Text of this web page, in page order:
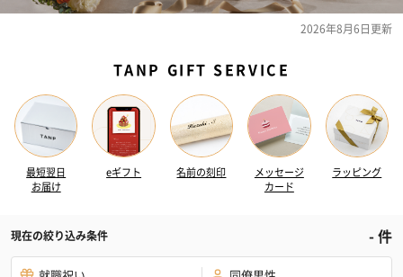
2026年8月6日更新
TANP GIFT SERVICE
最短翌日
お届け
eギフト 名前の刻印
メッセージ
カード
ラッピング
現在の絞り込み条件 -件